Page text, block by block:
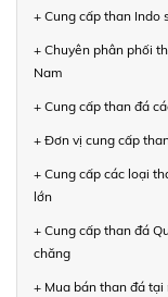
+ Cung cấp than Indo
+ Chuyên phân phối
Nam
+ Cung cấp than đá
+ Đơn vị cung cấp
+ Cung cấp các loại
lớn
+ Cung cấp than đá
chăng
+ Mua bán than đá